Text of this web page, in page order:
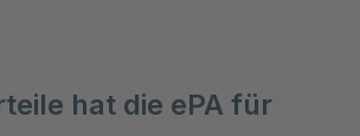
hat die ePA für